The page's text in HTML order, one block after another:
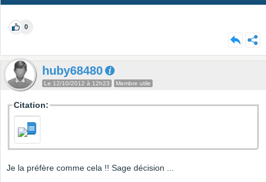
0
huby68480
Le 12/10/2012 à 12h23 Membre utile
Citation:
Je la préfère comme cela !! Sage décision ...